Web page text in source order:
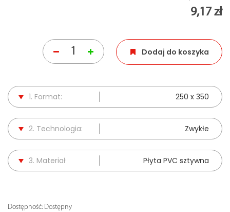
9,17 zł
Dodaj do koszyka
1. Format: 250 x 350
2. Technologia: Zwykłe
3. Materiał Płyta PVC sztywna
Dostępność: Dostępny